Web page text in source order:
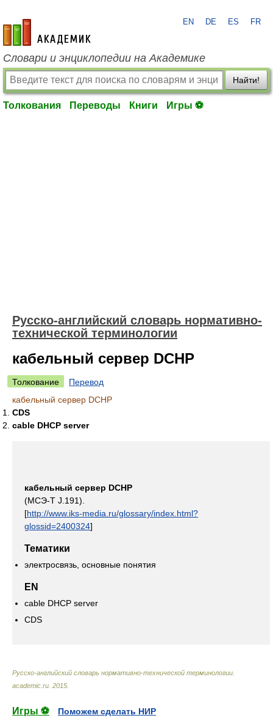
academic.ru
EN DE ES FR
Словари и энциклопедии на Академике
Найти!
Толкования Переводы Книги Игры ⚽
Русско-английский словарь нормативно-
технической терминологии
кабельный сервер DCHP
Толкование
Перевод
кабельный сервер DCHP
CDS
cable DHCP server
кабельный сервер DCHP
(МСЭ-Т J.191).
[http://www.iks-media.ru/glossary/index.html?
glossid=2400324]
Тематики
электросвязь, основные понятия
EN
cable DHCP server
CDS
Русско-английский словарь нормативно-технической терминологии
academic.ru 2015
Игры ⚽
Поможем сделать НИР